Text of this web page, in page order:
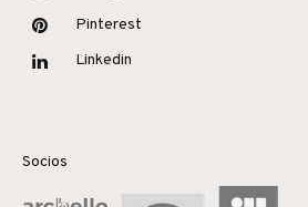
Pinterest
Linkedin
Socios